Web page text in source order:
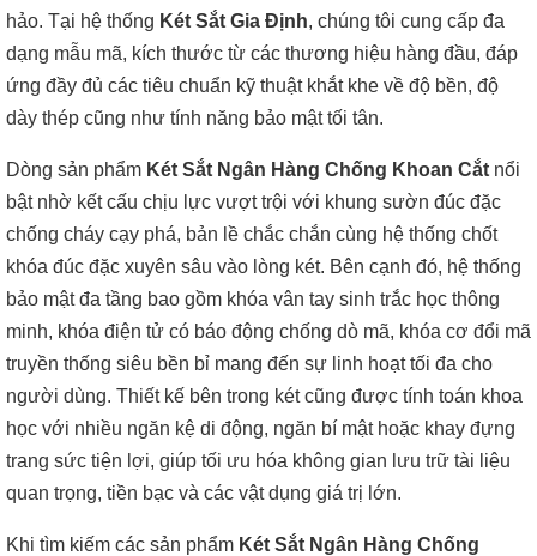
hảo. Tại hệ thống Két Sắt Gia Định, chúng tôi cung cấp đa
dạng mẫu mã, kích thước từ các thương hiệu hàng đầu, đáp
ứng đầy đủ các tiêu chuẩn kỹ thuật khắt khe về độ bền, độ
dày thép cũng như tính năng bảo mật tối tân.
Dòng sản phẩm Két Sắt Ngân Hàng Chống Khoan Cắt nổi
bật nhờ kết cấu chịu lực vượt trội với khung sườn đúc đặc
chống cháy cạy phá, bản lề chắc chắn cùng hệ thống chốt
khóa đúc đặc xuyên sâu vào lòng két. Bên cạnh đó, hệ thống
bảo mật đa tầng bao gồm khóa vân tay sinh trắc học thông
minh, khóa điện tử có báo động chống dò mã, khóa cơ đổi mã
truyền thống siêu bền bỉ mang đến sự linh hoạt tối đa cho
người dùng. Thiết kế bên trong két cũng được tính toán khoa
học với nhiều ngăn kệ di động, ngăn bí mật hoặc khay đựng
trang sức tiện lợi, giúp tối ưu hóa không gian lưu trữ tài liệu
quan trọng, tiền bạc và các vật dụng giá trị lớn.
Khi tìm kiếm các sản phẩm Két Sắt Ngân Hàng Chống